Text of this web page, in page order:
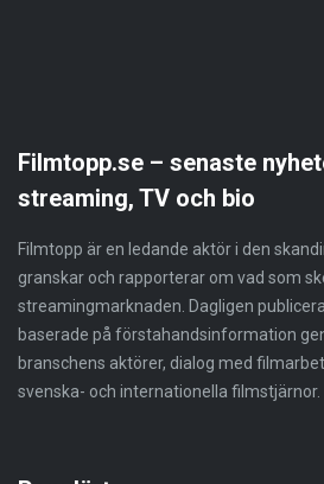
Filmtopp.se – senaste
streaming, TV och bio
Filmtopp är en ledande aktör i den
granskar och rapporterar om vad som
streamingmarknaden. Dagligen
baserade på förstahandsinformation
branschens aktörer, dialog med
svenska- och internationella filmstjärnor.